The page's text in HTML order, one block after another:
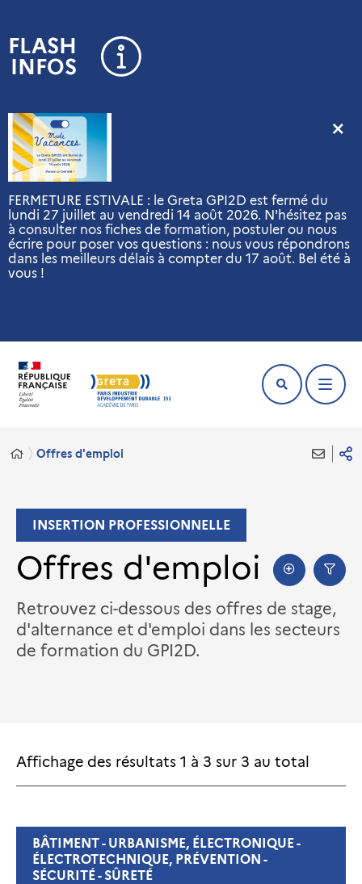
FLASH
INFOS
FERMETURE ESTIVALE : le Greta GPI2D est fermé du
lundi 27 juillet au vendredi 14 août 2026. N'hésitez pas
à consulter nos fiches de formation, postuler ou nous
écrire pour poser vos questions : nous vous répondrons
dans les meilleurs délais à compter du 17 août. Bel été à
vous !
Offres d'emploi
INSERTION PROFESSIONNELLE
Offres d'emploi
Retrouvez ci-dessous des offres de stage,
d'alternance et d'emploi dans les secteurs
de formation du GPI2D.
Affichage des résultats 1 à 3 sur 3 au total
BÂTIMENT - URBANISME, ÉLECTRONIQUE -
ÉLECTROTECHNIQUE, PRÉVENTION -
SÉCURITÉ - SÛRETÉ